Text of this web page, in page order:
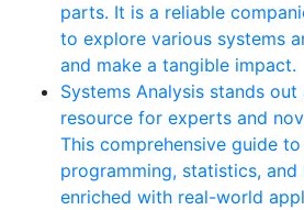
parts. It is a reliable
to explore various systems
and make a tangible impact.
Systems Analysis stands out
resource for experts and
This comprehensive guide
programming, statistics, and
enriched with real-world